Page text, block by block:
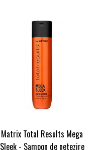
Matrix Total Results Mega
Sleek - Sampon de netezire